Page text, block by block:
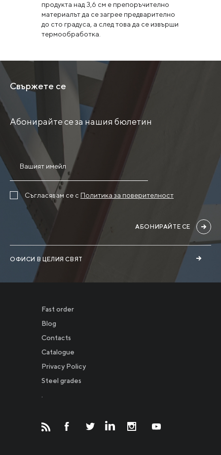
продукта над 3,6 см е препоръчително
материалът да се загрее предварително
до сто градуса, а след това да се извърши
термообработка.
Свържете се
Абонирайте се за нашия бюлетин
ОФИСИ В ЦЕЛИЯ СВЯТ
Съгласявам се с Политика за поверителност
АБОНИРАЙТЕ СЕ
Fast order
Blog
Contacts
Catalogue
Privacy Policy
Steel grades
.
Новости
Инвесторам